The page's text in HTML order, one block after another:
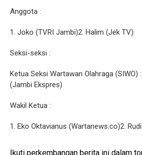
Anggota :
1. Joko (TVRI Jambi)2. Halim (Jek TV)
Seksi-seksi :
Ketua Seksi Wartawan Olahraga (SIWO)
(Jambi Ekspres)
Wakil Ketua :
1. Eko Oktavianus (Wartanews.co)2.
Ikuti perkembangan berita ini dalam